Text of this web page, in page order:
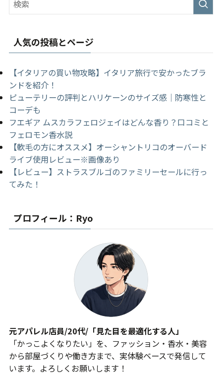
人気の投稿とページ
【イタリアの買い物攻略】イタリア旅行で安かったブラ
ンドを紹介！
ピューテリーの評判とハリケーンのサイズ感｜防寒性と
コーデも
フエギア ムスカラフェロジェイはどんな香り？口コミと
フェロモン香水説
【軟毛の方にオススメ】オーシャントリコのオーバード
ライブ使用レビュー※画像あり
【レビュー】ストラスブルゴのファミリーセールに行っ
てみた！
プロフィール：Ryo
元アパレル店員/20代/「見た目を最適化する人」
「かっこよくなりたい」を、ファッション・香水・美容
から部屋づくりや働き方まで、実体験ベースで発信して
います。よろしくお願いします！